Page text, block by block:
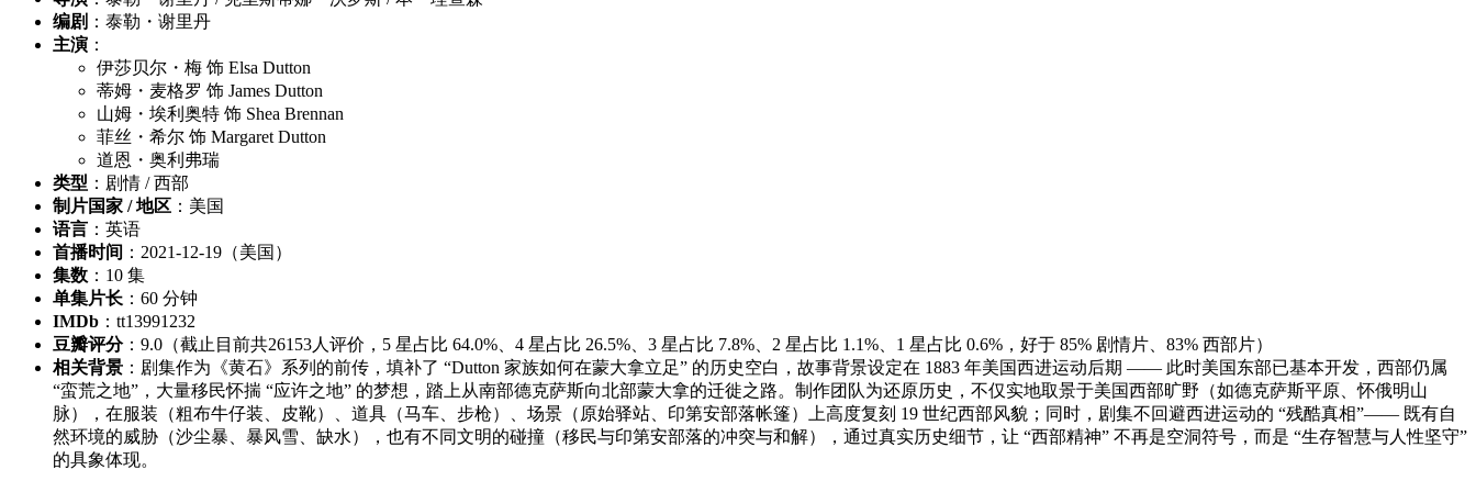
编剧 ：泰勒・谢里丹
主演 ：
伊莎贝尔・梅 饰 Elsa Dutton
蒂姆・麦格罗 饰 James Dutton
山姆・埃利奥特 饰 Shea Brennan
菲丝・希尔 饰 Margaret Dutton
道恩・奥利弗瑞
类型 ：剧情 / 西部
制片国家 / 地区 ：美国
语言 ：英语
首播时间 ：2021-12-19（美国）
集数 ：10 集
单集片长 ：60 分钟
IMDb ：tt13991232
豆瓣评分：9.0（截止目前共26153人评价，5 星占比 64.0%、4 星占比 26.5%、3 星占比 7.8%、2 星占比 1.1%、1 星占比 0.6%，好于 85% 剧情片、83% 西部片）
相关背景 ：剧集作为《黄石》系列的前传，填补了 “Dutton 家族如何在蒙大拿立足” 的历史空白，故事背景设定在 1883 年美国西进运动后期 —— 此时美国东部已基本开发，西部仍属
“蛮荒之地”，大量移民怀揣 “应许之地” 的梦想，踏上从南部德克萨斯向北部蒙大拿的迁徙之路。制作团队为还原历史，不仅实地取景于美国西部旷野（如德克萨斯平原、怀俄明山
脉），在服装（粗布牛仔装、皮靴）、道具（马车、步枪）、场景（原始驿站、印第安部落帐篷）上高度复刻 19 世纪西部风貌；同时，剧集不回避西进运动的 “残酷真相”—— 既有自
然环境的威胁（沙尘暴、暴风雪、缺水），也有不同文明的碰撞（移民与印第安部落的冲突与和解），通过真实历史细节，让 “西部精神” 不再是空洞符号，而是 “生存智慧与人性坚守”
的具象体现。